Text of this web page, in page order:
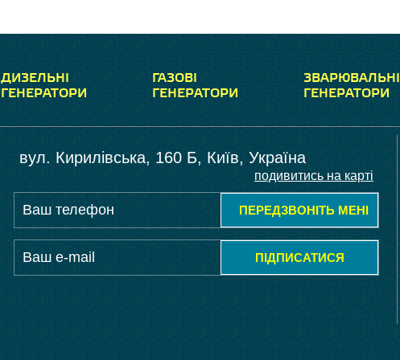
ДИЗЕЛЬНІ
ГЕНЕРАТОРИ
ГАЗОВІ
ГЕНЕРАТОРИ
ЗВАРЮВАЛЬНІ
ГЕНЕРАТОРИ
вул. Кирилівська, 160 Б, Київ, Україна
подивитись на карті
ПЕРЕДЗВОНІТЬ МЕНІ
ПІДПИСАТИСЯ